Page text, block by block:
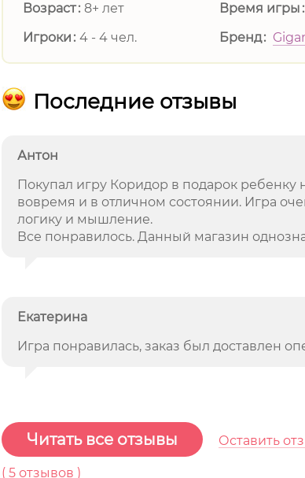
Возраст 8+ лет Время игры
Игроки
4 - 4 чел. Бренд
Последние отзывы
Антон
Покупал игру Коридор в подарок ребенку
вовремя и в отличном состоянии. Игра
логику и мышление.
Все понравилось. Данный магазин
Екатерина
Игра понравилась, заказ был доставлен
Читать все отзывы Оставить
(5 отзывов )